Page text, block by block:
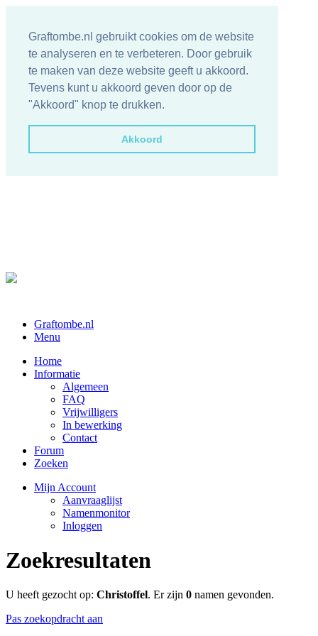
Graftombe.nl gebruikt cookies om de website
te analyseren en te verbeteren. Door gebruik
te maken van deze website geeft u akkoord.
Tevens kunt u akkoord geven door op de
"Akkoord" knop te drukken.
Akkoord
Graftombe.nl
Menu
Home
Informatie
Algemeen
FAQ
Vrijwilligers
In bewerking
Contact
Forum
Zoeken
Mijn Account
Aanvraaglijst
Namenmonitor
Inloggen
Zoekresultaten
U heeft gezocht op: Christoffel. Er zijn 0 namen gevonden.
Pas zoekopdracht aan